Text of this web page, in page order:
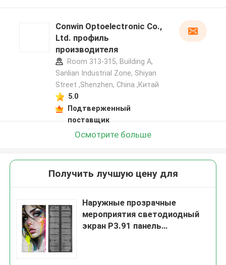
Conwin Optoelectronic Co.,
Ltd. профиль
производителя
Room 313-315, Building A,
Sanlian Industrial Zone, Shiyan
Street ,Shenzhen, China ,Китай
5.0
Подтверженный
поставщик
Осмотрите больше
Получить лучшую цену для
Наружные прозрачные
мероприятия светодиодный
экран P3.91 панель